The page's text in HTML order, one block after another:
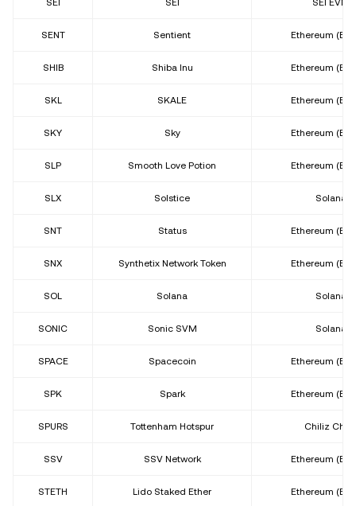
SEI SEI SEI EVM
SENT Sentient Ethereum
SHIB Shiba Inu Ethereum
SKL SKALE Ethereum
SKY Sky Ethereum
SLP Smooth Love Potion Ethereum
SLX Solstice Solana
SNT Status Ethereum
SNX Synthetix Network Token Ethereum
SOL Solana Solana
SONIC Sonic SVM Solana
SPACE Spacecoin Ethereum
SPK Spark Ethereum
SPURS Tottenham Hotspur Chiliz
SSV SSV Network Ethereum
STETH Lido Staked Ether Ethereum